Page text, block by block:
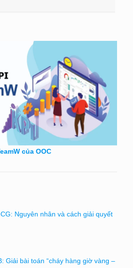
của OOC
Nguyên nhân và cách giải quyết
Giải bài toán “cháy hàng giờ vàng –